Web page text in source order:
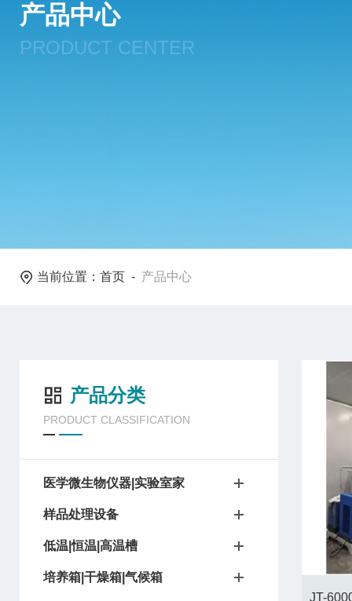
产品中心
PRODUCT CENTER
当前位置： 首页 - 产品中心
产品分类
PRODUCT CLASSIFICATION
医学微生物仪器|实验室家
样品处理设备
低温|恒温|高温槽
培养箱|干燥箱|气候箱